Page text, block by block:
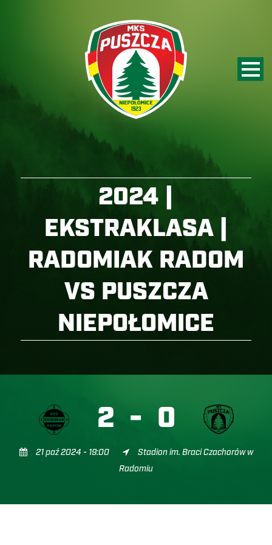
2024 |
EKSTRAKLASA |
RADOMIAK RADOM
VS PUSZCZA
NIEPOŁOMICE
2 - 0
21 paź 2024 - 19:00
Stadion im. Braci Czachorów w
Radomiu